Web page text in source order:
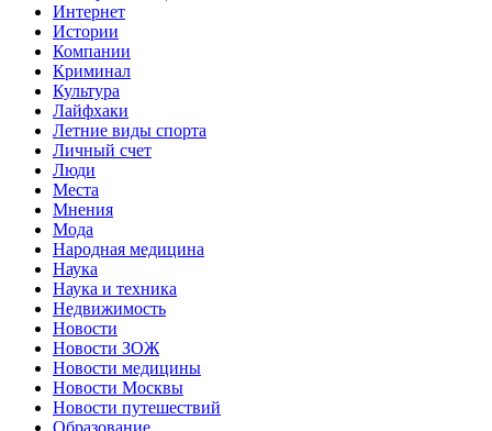
Интернет
Истории
Компании
Криминал
Культура
Лайфхаки
Летние виды спорта
Личный счет
Люди
Места
Мнения
Мода
Народная медицина
Наука
Наука и техника
Недвижимость
Новости
Новости ЗОЖ
Новости медицины
Новости Москвы
Новости путешествий
Образование